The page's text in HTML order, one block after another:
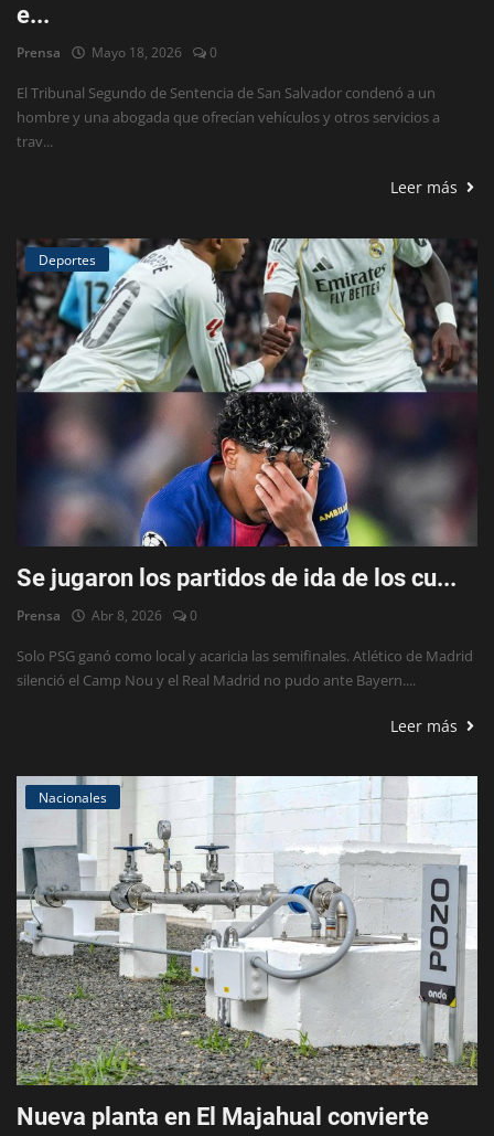
e...
Prensa Mayo 18, 2026 0
El Tribunal Segundo de Sentencia de San Salvador condenó a un
hombre y una abogada que ofrecían vehículos y otros servicios a
trav...
Leer más
Deportes
Se jugaron los partidos de ida de los cu...
Prensa Abr 8, 2026 0
Solo PSG ganó como local y acaricia las semifinales. Atlético de Madrid
silenció el Camp Nou y el Real Madrid no pudo ante Bayern....
Leer más
Nacionales
Nueva planta en El Majahual convierte